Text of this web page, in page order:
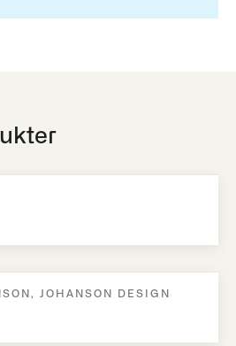
, JOHANSON DESIGN